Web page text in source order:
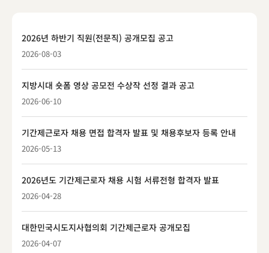
2026년 하반기 직원(전문직) 공개모집 공고
2026-08-03
지방시대 숏폼 영상 공모전 수상작 선정 결과 공고
2026-06-10
기간제근로자 채용 면접 합격자 발표 및 채용후보자 등록 안내
2026-05-13
2026년도 기간제근로자 채용 시험 서류전형 합격자 발표
2026-04-28
대한민국시도지사협의회 기간제근로자 공개모집
2026-04-07